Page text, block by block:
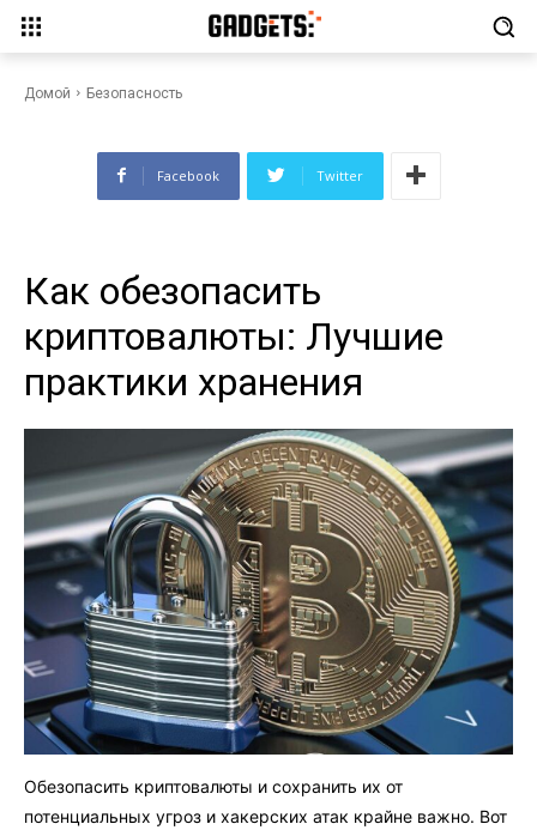
Домой Безопасность
криптовалюты: Лучшие
Facebook Twitter
Как обезопасить
криптовалюты: Лучшие
практики хранения
Обезопасить криптовалюты и сохранить их от
потенциальных угроз и хакерских атак крайне важно. Вот